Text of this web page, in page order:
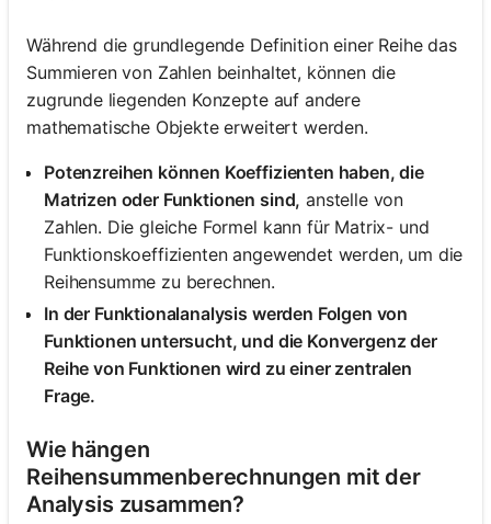
Während die grundlegende Definition einer Reihe das
Summieren von Zahlen beinhaltet, können die
zugrunde liegenden Konzepte auf andere
mathematische Objekte erweitert werden.
Potenzreihen können Koeffizienten haben, die
Matrizen oder Funktionen sind, anstelle von
Zahlen. Die gleiche Formel kann für Matrix- und
Funktionskoeffizienten angewendet werden, um die
Reihensumme zu berechnen.
In der Funktionalanalysis werden Folgen von
Funktionen untersucht, und die Konvergenz der
Reihe von Funktionen wird zu einer zentralen
Frage.
Wie hängen
Reihensummenberechnungen mit der
Analysis zusammen?